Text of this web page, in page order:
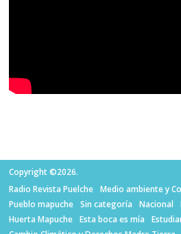
Copyright ©2026.
Radio Revista Puelche
Medio ambiente y
Pueblo mapuche
Sin categoría Nacional
Huerta Mapuche
Esta boca es mía